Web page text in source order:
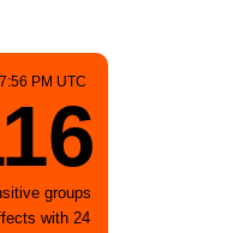
PM UTC
groups
with 24